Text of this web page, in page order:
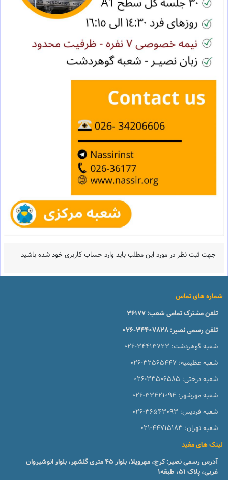
جهت ثبت نظر در مورد این مطلب باید وارد حساب کاربری خود شده باشید
شماره های تماس
تلفن مشترک تمامی شعب:36177
تلفن رسمی نصیر:026-34407828
شعبه گوهردشت: 026-34413723
شعبه عظیمیه: 026-32565447
شعبه درختی: 026-33506585
شعبه مهرشهر: 026-33421094
شعبه فردیس: 026-36543093
شعبه تهران: 021-44715183
لینک های مفید
آدرس رسمی نصیر: کرج، مهرویلا، بلوار 45 متری گلشهر، بلوار انوشیروان
غربی، پلاک 51، طبقه1